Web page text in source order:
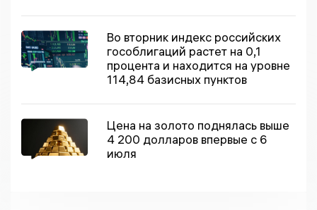
Во вторник индекс российских
гособлигаций растет на 0,1
процента и находится на уровне
114,84 базисных пунктов
Цена на золото поднялась выше
4 200 долларов впервые с 6
июля